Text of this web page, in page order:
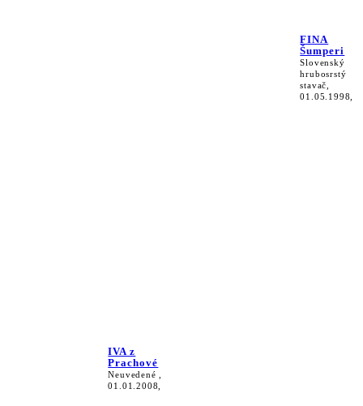
FINA
Šumperi
Slovenský
hrubosrstý
stavač,
01.05.1998,
IVA z
Prachové
Neuvedené ,
01.01.2008,